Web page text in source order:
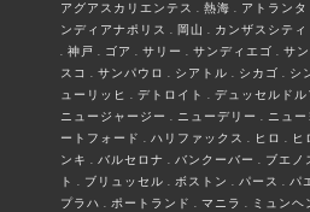
アグアスカリエンテス . 熱海 . アトラン
ンディアナポリス . 岡山 . カンザスシテ
. 神戸 . ゴア . サリー . サンディエゴ . サ
スコ . サンパウロ . シアトル . シカゴ . シ
ューリッヒ . デトロイト . デュッセルド
ニュージャージー . ニューデリー . ニュ
ートフォード . ハリファックス . ヒロ . ヒ
ンキ . バルセロナ . バンクーバー . ブエノ
ト . ブリュッセル . ボストン . パース . パ
プラハ . ポートランド . マニラ . ミュンヘ